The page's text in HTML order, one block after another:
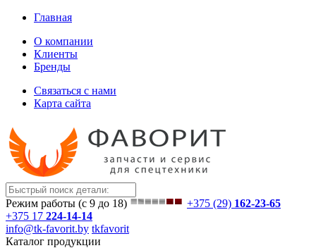
Главная
О компании
Клиенты
Бренды
Связаться с нами
Карта сайта
Режим работы (с 9 до 18) +375 (29) 162-23-65
+375 17 224-14-14
info@tk-favorit.by tkfavorit
Каталог продукции